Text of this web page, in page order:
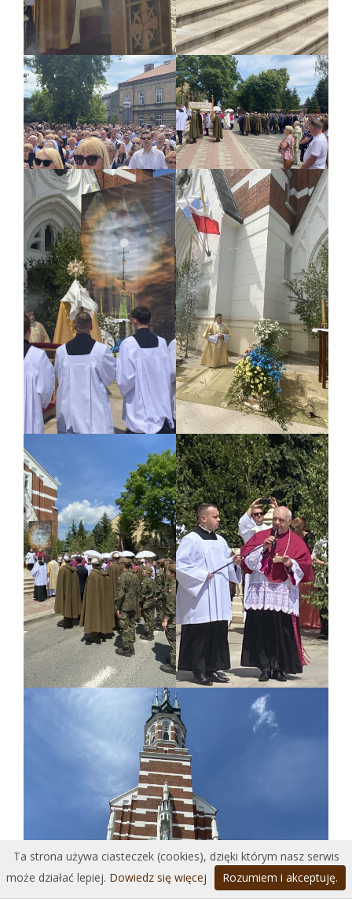
Ta strona używa ciasteczek (cookies), dzięki którym nasz serwis
może działać lepiej. Dowiedz się więcej Rozumiem i akceptuję.